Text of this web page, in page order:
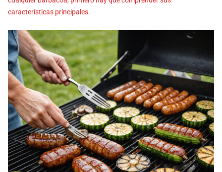
características principales.